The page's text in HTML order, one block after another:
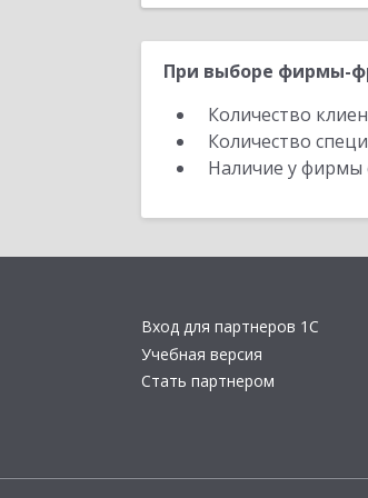
При выборе фирмы-
Количество
Количество
Наличие у фирмы
Вход для партнеров 1С
Учебная версия
Стать партнером